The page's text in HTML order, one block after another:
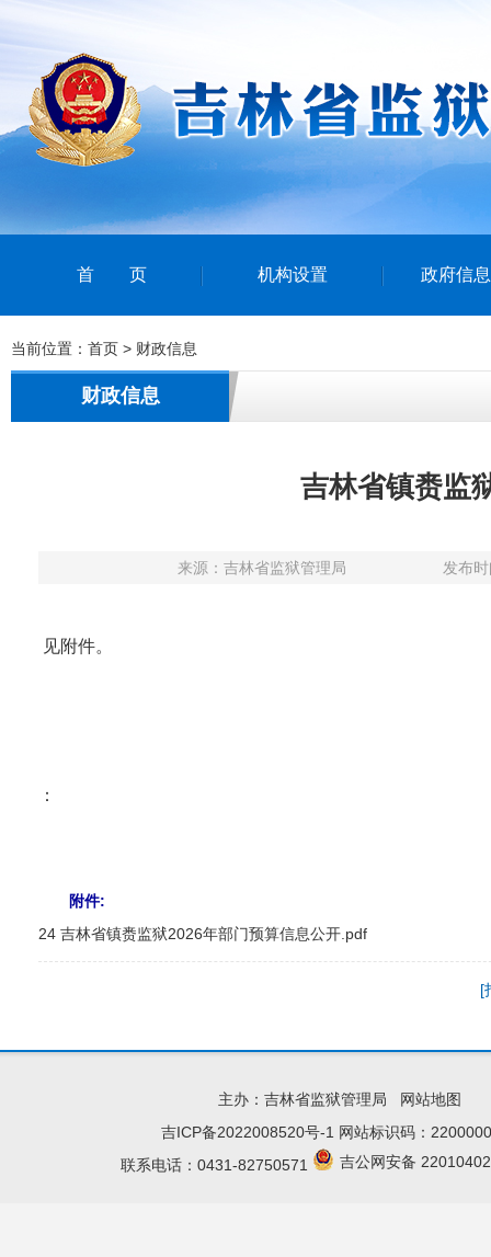
首页 机构设置 政府信
当前位置： 首页 > 财政信息
财政信息
吉林省镇赉监
来源：吉林省监狱管理局 发布
见附件。
：
附件:
24 吉林省镇赉监狱2026年部门预算信息公开.pdf
[
主办：吉林省监狱管理局
网站地图
吉ICP备2022008520号-1 网站标识码：
联系电话：0431-82750571
吉公网安备